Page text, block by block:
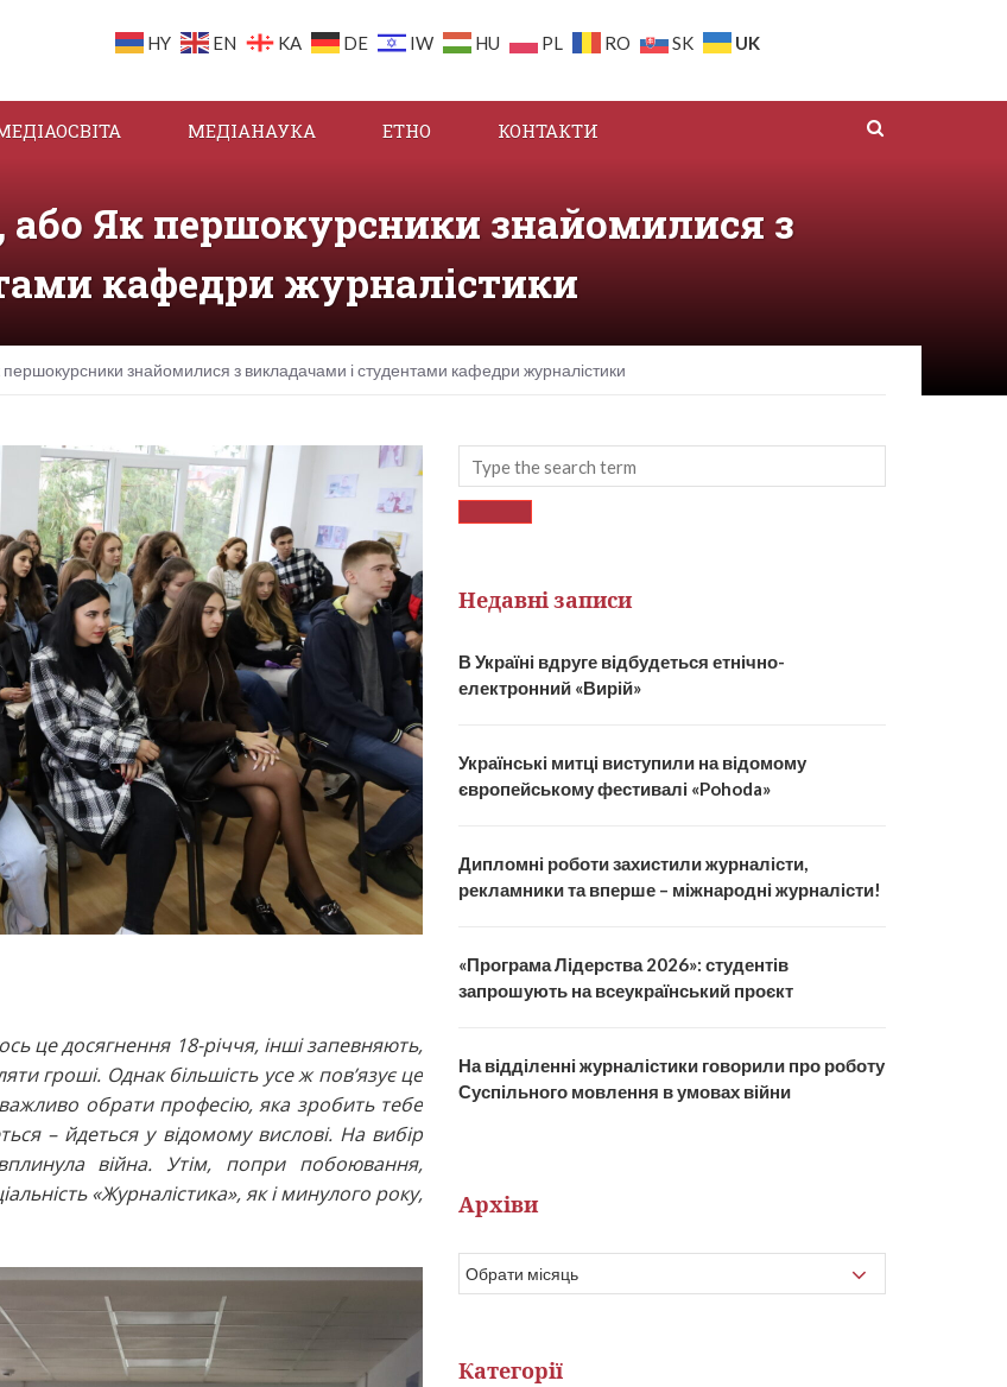
HY EN KA DE IW HU PL RO SK UK
МЕДІАНАУКА ЕТНО КОНТАКТИ
Як першокурсники знайомилися з
кафедри журналістики
знайомилися з викладачами і студентами кафедри журналістики
це досягнення 18-річчя, інші запевняють,
гроші. Однак більшість усе ж пов’язує це
обрати професію, яка зробить тебе
– йдеться у відомому вислові. На вибір
вплинула війна. Утім, попри побоювання,
«Журналістика», як і минулого року,
Недавні записи
В Україні вдруге відбудеться етнічно-
електронний «Вирій»
Українські митці виступили на відомому
європейському фестивалі «Pohoda»
Дипломні роботи захистили журналісти,
рекламники та вперше – міжнародні журналісти!
«Програма Лідерства 2026»: студентів
запрошують на всеукраїнський проєкт
На відділенні журналістики говорили про роботу
Суспільного мовлення в умовах війни
Архіви
Категорії